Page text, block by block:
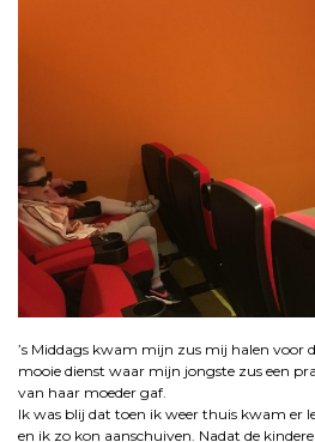
’s Middags kwam mijn zus mij halen voor
mooie dienst waar mijn jongste zus een
van haar moeder gaf.
Ik was blij dat toen ik weer thuis kwam er
en ik zo kon aanschuiven. Nadat de